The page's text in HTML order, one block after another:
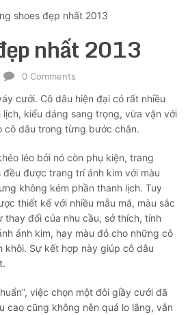
shoes đẹp nhất 2013
nhất 2013
0 Comments
cưới. Cô dâu hiện đại có rất nhiều
kiểu dáng sang trọng, vừa vặn với
cô dâu trong từng bước chân.
léo bởi nó còn phụ kiện, trang
được trang trí ánh kim với màu
không kém phần thanh lịch. Tuy
thiết kế với nhiều mẫu mã, màu sắc
đổi của nhu cầu, sở thích, tính
ánh kim, hay màu đỏ cho những cô
Sự kết hợp này giúp cô dâu
việc chọn một đôi giầy cưới đã
cao cũng không nên quá lo lắng, vẫn